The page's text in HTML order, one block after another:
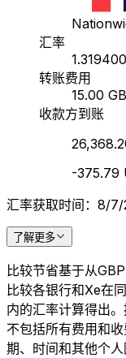
汇率
1.319400
转账费用
15.00
收款方到账
-375.79
汇率获取时间：8/
了解更多
比较节省基于从
比较各银行和Xe在
内的汇率计算得出
不包括所有费用和
期、时间和其他个